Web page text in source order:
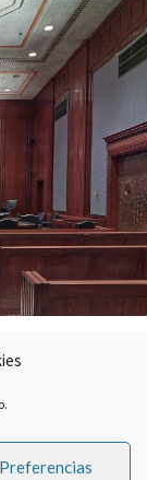
Preferencias
Club